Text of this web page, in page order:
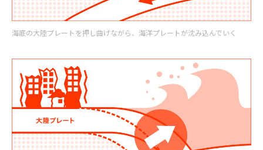
海底の大陸プレートを押し曲げながら、海洋プレートが沈み込んでいく